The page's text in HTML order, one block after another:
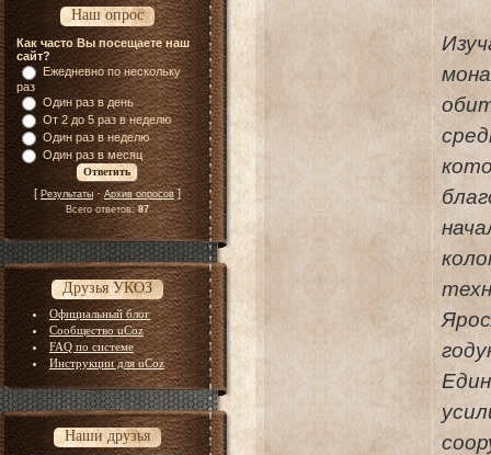
Наш опрос
Как часто Вы посещаете наш
сайт?
Ежедневно по нескольку
раз
Один раз в день
От 2 до 5 раз в неделю
Один раз в неделю
Один раз в месяц
[ Результаты·Архив опросов]
Всего ответов:87
Друзья УКОЗ
Официальный блог
Сообщество uCoz
FAQ по системе
Инструкции для uCoz
Наши друзья